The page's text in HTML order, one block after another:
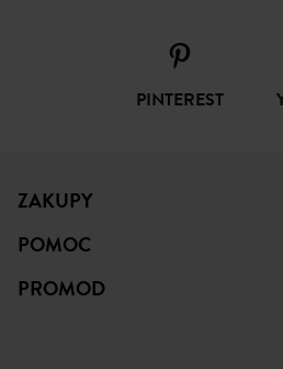
PINTEREST
ZAKUPY
POMOC
PROMOD